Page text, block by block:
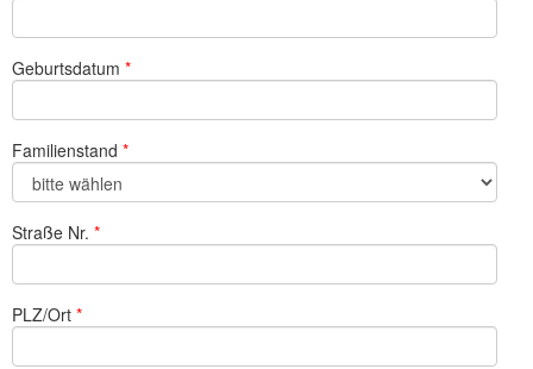
Geburtsdatum
Familienstand
Straße Nr.
PLZ/Ort